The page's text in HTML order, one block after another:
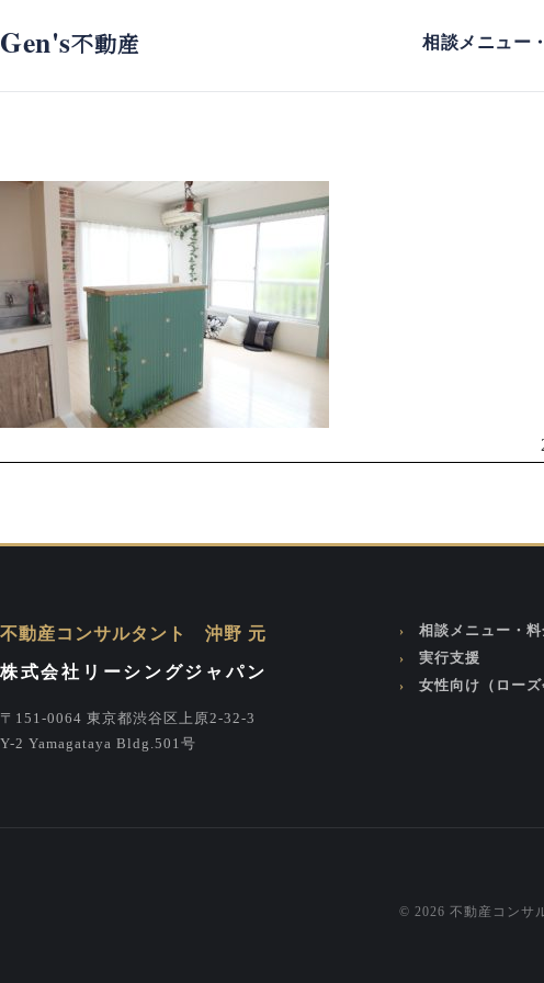
Gen's不動産 相談メニュー
不動産コンサルタント 沖野 元
株式会社リーシングジャパン
〒151-0064 東京都渋谷区上原2-32-3
Y-2 Yamagataya Bldg.501号
相談メニュー・料
実行支援
女性向け（ローズ
© 2026 不動産コン